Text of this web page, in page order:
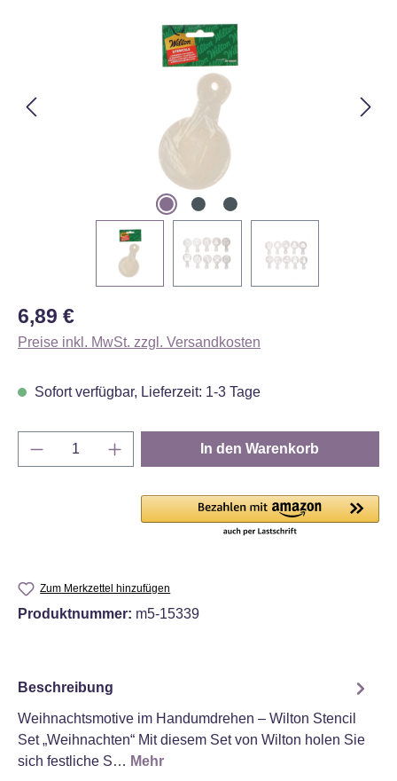
Regulärer Preis:
6,89 €
Preise inkl. MwSt. zzgl. Versandkosten
Sofort verfügbar, Lieferzeit: 1-3 Tage
Produkt Anzahl: Gib den gewünschten
In den Warenkorb
Zum Merkzettel hinzufügen
Produktnummer: m5-15339
Beschreibung
Weihnachtsmotive im Handumdrehen – Wilton Stencil
Set „Weihnachten“ Mit diesem Set von Wilton holen Sie
sich festliche S… Mehr